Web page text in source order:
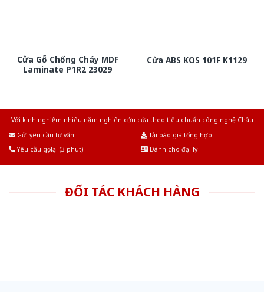
Cửa Gỗ Chống Cháy MDF
Laminate P1R2 23029
Cửa ABS KOS 101F K1129
Với kinh nghiệm nhiêu năm nghiên cứu cửa theo tiêu chuẩn công nghệ Châu
Gửi yêu cầu tư vấn
Tải báo giá tổng hợp
Yêu cầu gọi lại (3 phút)
Dành cho đại lý
ĐỐI TÁC KHÁCH HÀNG